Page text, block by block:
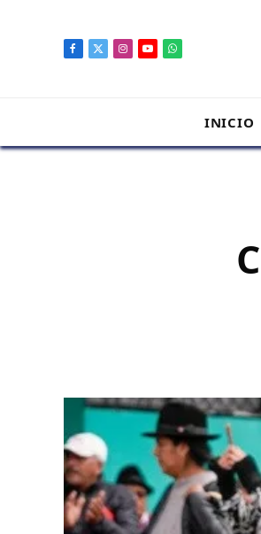
Facebook
X
Instagram
YouTubeWhatsApp
INICIO